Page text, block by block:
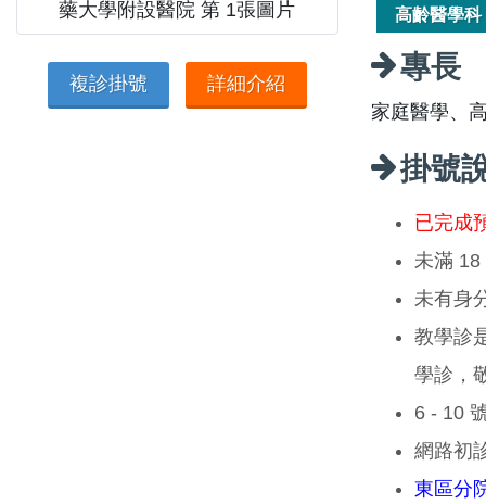
複診掛號 詳細介紹
高齡醫學科
專長
家庭醫學、
掛號
已完成
未滿 18
未有身
教學診
學診，
6 - 10
網路初
東區分